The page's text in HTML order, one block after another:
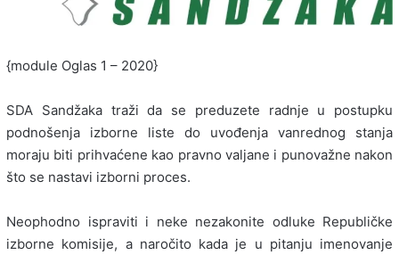
{module Oglas 1 – 2020}
SDA Sandžaka traži da se preduzete radnje u postupku
podnošenja izborne liste do uvođenja vanrednog stanja
moraju biti prihvaćene kao pravno valjane i punovažne nakon
što se nastavi izborni proces.
Neophodno ispraviti i neke nezakonite odluke Republičke
izborne komisije, a naročito kada je u pitanju imenovanje